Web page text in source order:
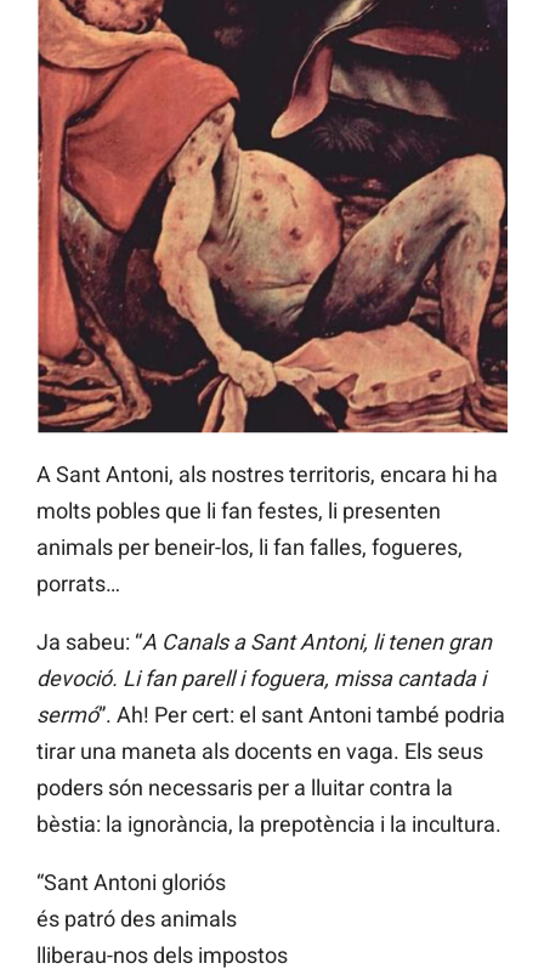
A Sant Antoni, als nostres territoris, encara hi ha
molts pobles que li fan festes, li presenten
animals per beneir-los, li fan falles, fogueres,
porrats…
Ja sabeu: “A Canals a Sant Antoni, li tenen gran
devoció. Li fan parell i foguera, missa cantada i
sermó”. Ah! Per cert: el sant Antoni també podria
tirar una maneta als docents en vaga. Els seus
poders són necessaris per a lluitar contra la
bèstia: la ignorància, la prepotència i la incultura.
“Sant Antoni gloriós
és patró des animals
lliberau-nos dels impostos